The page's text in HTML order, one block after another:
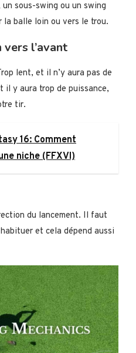
sous-swing ou un swing
balle loin ou vers le trou.
l’avant
lent, et il n’y aura pas de
il y aura trop de puissance,
tir.
16: Comment
niche (FFXVI)
du lancement. Il faut
et cela dépend aussi